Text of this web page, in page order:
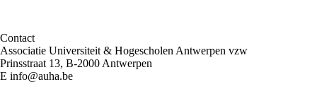
Contact
Associatie Universiteit & Hogescholen Antwerpen vzw
Prinsstraat 13, B-2000 Antwerpen
E info@auha.be